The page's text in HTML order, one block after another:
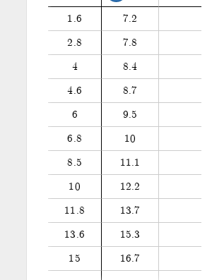
1 6 7 .2
2 8 7 .8
4 8 .4
4 6 8 .7
6 9 .5
6 8 1 0
8 5 1 1 1
1 0 1 2 .2
1 1 8 1 3 .7
13 6 1 5 .3
1 5 1 6 .7